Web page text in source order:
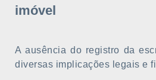
imóvel
A ausência do registro da
diversas implicações legais e